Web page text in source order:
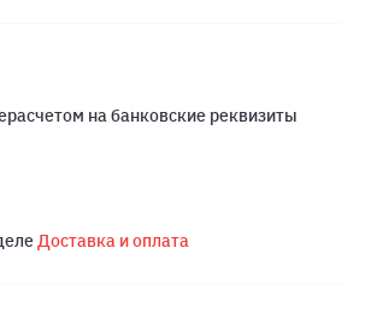
на банковские реквизиты
Доставка и оплата